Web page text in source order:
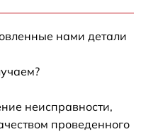
нами детали
неисправности,
проведенного